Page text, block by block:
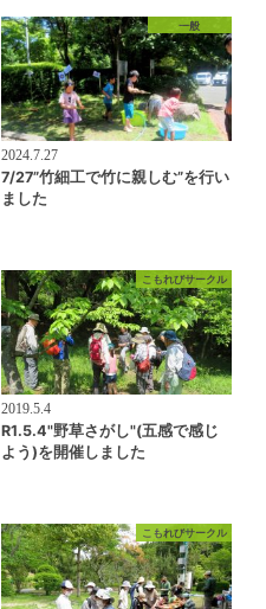
一般
2024.7.27
7/27”竹細工で竹に親しむ”を行い
ました
こもれびサークル
2019.5.4
R1.5.4"野草さがし"(五感で感じ
よう)を開催しました
こもれびサークル